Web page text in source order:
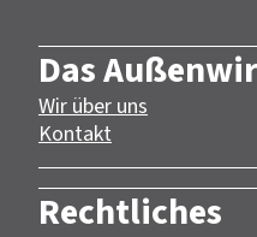
Das
Wir über uns
Kontakt
Rechtliches